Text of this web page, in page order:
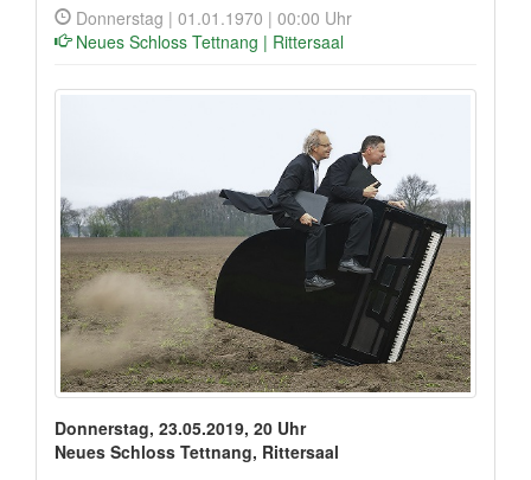
Donnerstag | 01.01.1970 | 00:00 Uhr
Neues Schloss Tettnang | Rittersaal
Donnerstag, 23.05.2019, 20 Uhr
Neues Schloss Tettnang, Rittersaal